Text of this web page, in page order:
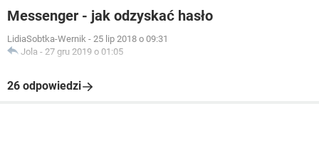
Messenger - jak odzyskać hasło
LidiaSobtka-Wernik - 25 lip 2018 o 09:31
Jola - 27 gru 2019 o 01:05
26 odpowiedzi